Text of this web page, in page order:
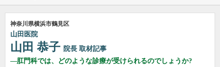
神奈川県横浜市鶴見区
山田医院
山田 恭子 院長 取材記事
肛門科では、どのような診療が受けられるのでしょうか?